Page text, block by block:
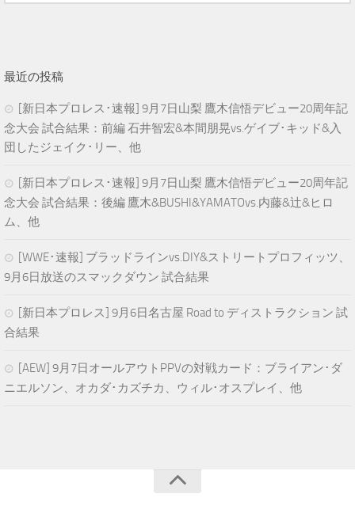
最近の投稿
[新日本プロレス･速報] 9月7日山梨 鷹木信悟デビュー20周年記
念大会 試合結果：前編 石井智宏&本間朋晃vs.ゲイブ･キッド&入
団したジェイク･リー、他
[新日本プロレス･速報] 9月7日山梨 鷹木信悟デビュー20周年記
念大会 試合結果：後編 鷹木&BUSHI&YAMATOvs.内藤&辻&ヒロ
ム、他
[WWE･速報] ブラッドラインvs.DIY&ストリートプロフィッツ、
9月6日放送のスマックダウン 試合結果
[新日本プロレス] 9月6日名古屋 Road to ディストラクション 試
合結果
[AEW] 9月7日オールアウトPPVの対戦カード：ブライアン･ダ
ニエルソン、オカダ･カズチカ、ウィル･オスプレイ、他